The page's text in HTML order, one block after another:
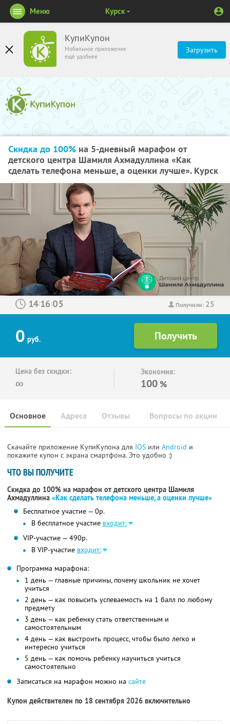
КупиКупон
Мобильное приложение
ещё удобнее
Загрузить
Меню Курск
Скидка до 100% на 5-дневный марафон от
детского центра Шамиля Ахмадуллина «Как
сделать телефона меньше, а оценки лучше». Курск
Получили: 25
: :
0 руб.
Цена без скидки:
∞
Экономия:
100 %
Основное Отзывы Вопросы по акции
Адреса
Скачайте приложение КупиКупона для IOS или Android и
покажите купон с экрана смартфона. Это удобно :)
ЧТО ВЫ ПОЛУЧИТЕ
Скидка до 100% на марафон от детского центра Шамиля
Ахмадуллина «Как сделать телефона меньше, а оценки лучше»
Бесплатное участие — 0р.
В бесплатное участие входит:
VIP-участие — 490р.
В VIP-участие входит:
Программа марафона:
1 день — главные причины, почему школьник не хочет
учиться
2 день — как повысить успеваемость на 1 балл по любому
предмету
3 день — как ребенку стать ответственным и
самостоятельным
4 день — как выстроить процесс, чтобы было легко и
интересно учиться
5 день — как помочь ребенку научиться учиться
самостоятельно
Записаться на марафон можно на сайте
Купон действителен по 18 сентября 2026 включительно